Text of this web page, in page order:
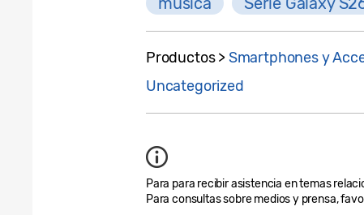
Productos >Smartphones y
Uncategorized
Para para recibir asistencia en temas
Para consultas sobre medios y prensa,